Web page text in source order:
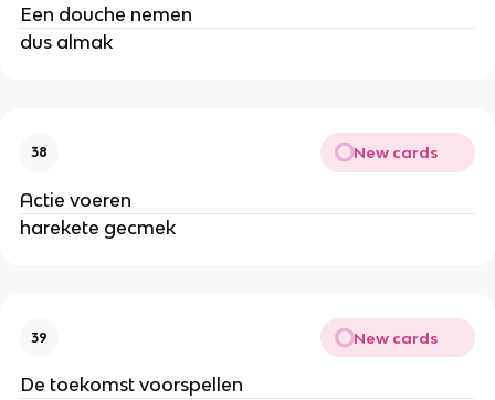
Een douche nemen
dus almak
38 New cards
Actie voeren
harekete gecmek
39 New cards
De toekomst voorspellen